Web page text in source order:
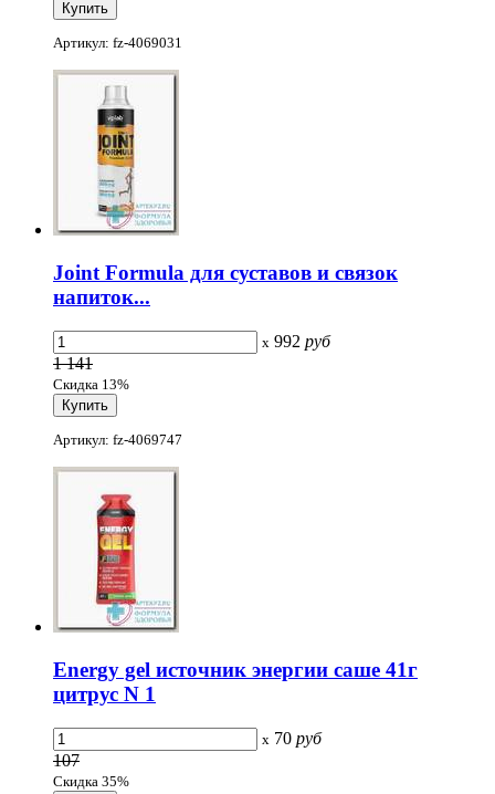
Артикул: fz-4069031
Joint Formula для суставов и связок
напиток...
x 992 руб
1 141
Скидка 13%
Артикул: fz-4069747
Energy gel источник энергии саше 41г
цитрус N 1
x 70 руб
107
Скидка 35%